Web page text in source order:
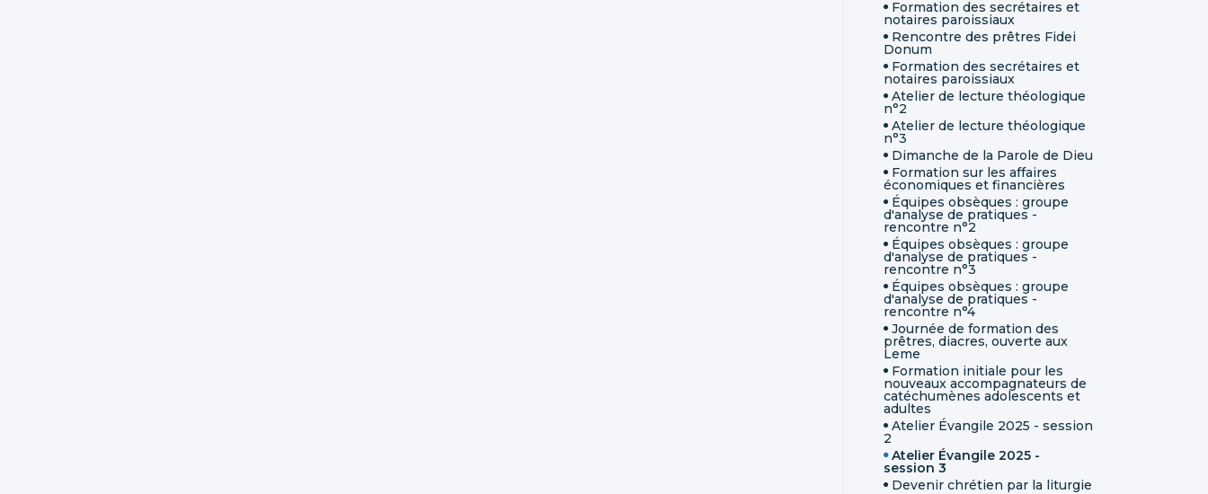
Formation des secrétaires et
notaires paroissiaux
Rencontre des prêtres Fidei
Donum
Formation des secrétaires et
notaires paroissiaux
Atelier de lecture théologique
n°2
Atelier de lecture théologique
n°3
Dimanche de la Parole de Dieu
Formation sur les affaires
économiques et financières
Équipes obsèques : groupe
d'analyse de pratiques -
rencontre n°2
Équipes obsèques : groupe
d'analyse de pratiques -
rencontre n°3
Équipes obsèques : groupe
d'analyse de pratiques -
rencontre n°4
Journée de formation des
prêtres, diacres, ouverte aux
Leme
Formation initiale pour les
nouveaux accompagnateurs de
catéchumènes adolescents et
adultes
Atelier Évangile 2025 - session
2
Atelier Évangile 2025 -
session 3
Devenir chrétien par la liturgie